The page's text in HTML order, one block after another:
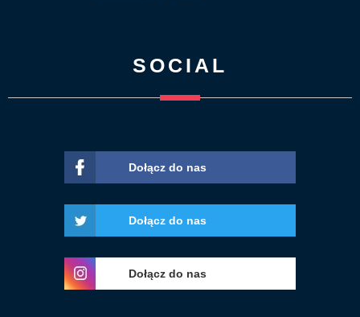
SOCIAL
Dołącz do nas
Dołącz do nas
Dołącz do nas